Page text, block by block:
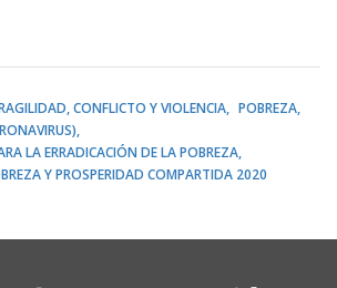
CONFLICTO Y VIOLENCIA
POBREZA
LA ERRADICACIÓN DE LA POBREZA
Y PROSPERIDAD COMPARTIDA 2020